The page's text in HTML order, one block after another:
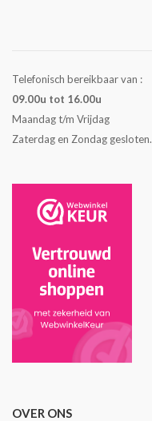
Telefonisch bereikbaar van :
09.00u tot 16.00u
Maandag t/m Vrijdag
Zaterdag en Zondag gesloten.
OVER ONS